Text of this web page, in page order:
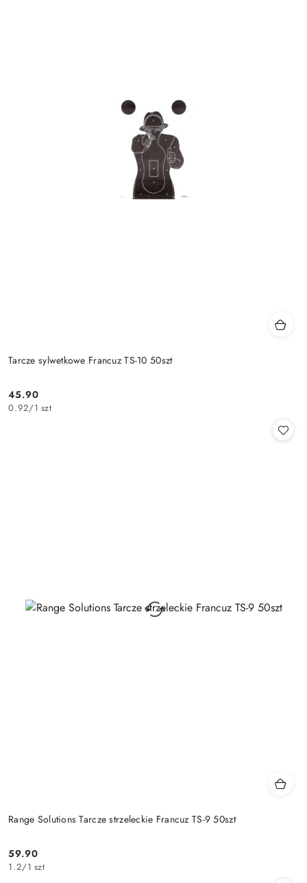
Tarcze sylwetkowe Francuz TS-10 50szt
Cena:
45.90
0.92/1 szt
Range Solutions Tarcze strzeleckie Francuz TS-9 50szt
Cena:
59.90
1.2/1 szt